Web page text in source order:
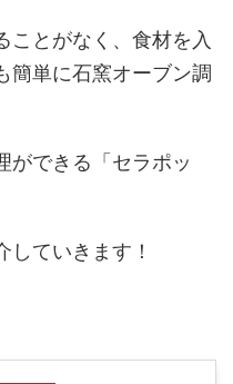
ことがなく、食材を入
簡単に石窯オーブン調
ができる「セラポッ
していきます！